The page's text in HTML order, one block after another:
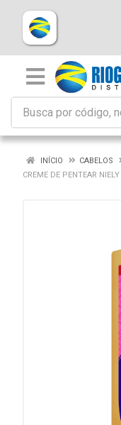
INÍCIO CABELOS
CREME DE PENTEAR